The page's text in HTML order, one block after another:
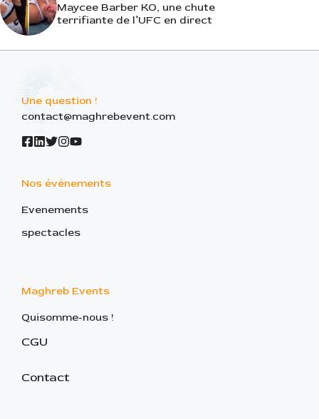
Maycee Barber KO, une chute
terrifiante de l’UFC en direct
Une question !
contact@maghrebevent.com
Nos événements
Evenements
spectacles
Maghreb Events
Quisomme-nous !
CGU
Contact